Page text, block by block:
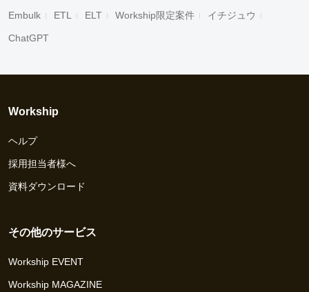
Embulk ETL ELT Workship限定案件 イチジュウ
ChatGPT
Workship
ヘルプ
採用担当者様へ
資料ダウンロード
その他のサービス
Workship EVENT
Workship MAGAZINE